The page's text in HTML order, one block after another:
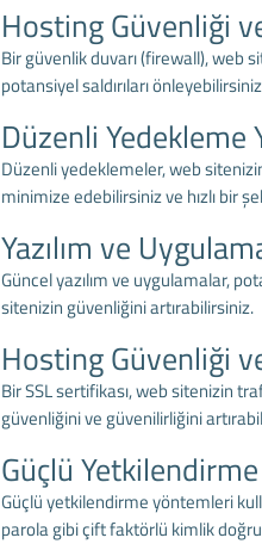
Hosting Güvenliği
Bir güvenlik duvarı (firewall), web
potansiyel saldırıları
Düzenli Yedekleme
Düzenli yedeklemeler, web
minimize edebilirsiniz ve hızlı bir
Yazılım ve
Güncel yazılım ve uygulamalar,
sitenizin güvenliğini artırabilirsiniz.
Hosting Güvenliği
Bir SSL sertifikası, web sitenizin
güvenliğini ve güvenilirliğini
Güçlü
Güçlü yetkilendirme yöntemleri
parola gibi çift faktörlü kimlik